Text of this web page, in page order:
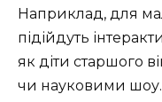
Наприклад, для
підійдуть
як діти старшого
чи науковими шоу.